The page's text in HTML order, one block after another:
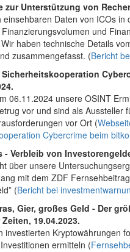
zur Unterstützung von
einsehbaren Daten von ICOs in
und
haben technische Details
zusammengefasst. (Bericht
06.11.2024 unsere OSINT
vor und sind als Aussteller
vor Ort (
Cybercrime beim
Verbleib von
über unsere
mit dem ZDF
(Bericht bei
Gier, großes Geld - Der
19.04.2023.
investierten Kryptowährungen
ermitteln (